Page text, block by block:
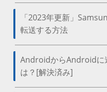
「2023年更新」
転送する方法
AndroidからAndroidに
は？[解決済み]